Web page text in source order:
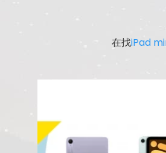
在找iPad